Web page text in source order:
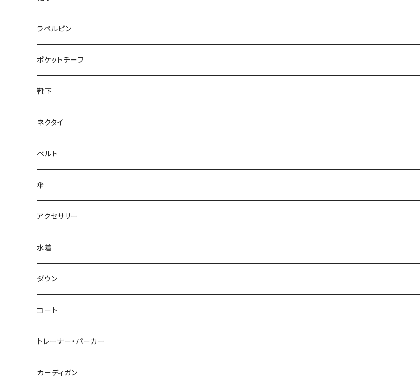
50/XL～
27cm～
28cm～
ラペルピン
ポケットチーフ
靴下
ネクタイ
ベルト
傘
アクセサリー
水着
～44/S
46/M
48/L
50/XL～
ダウン
～44/S
46/M
48/L
コート
～44/S
46/M
トレーナー・パーカー
～44/S
カーディガン